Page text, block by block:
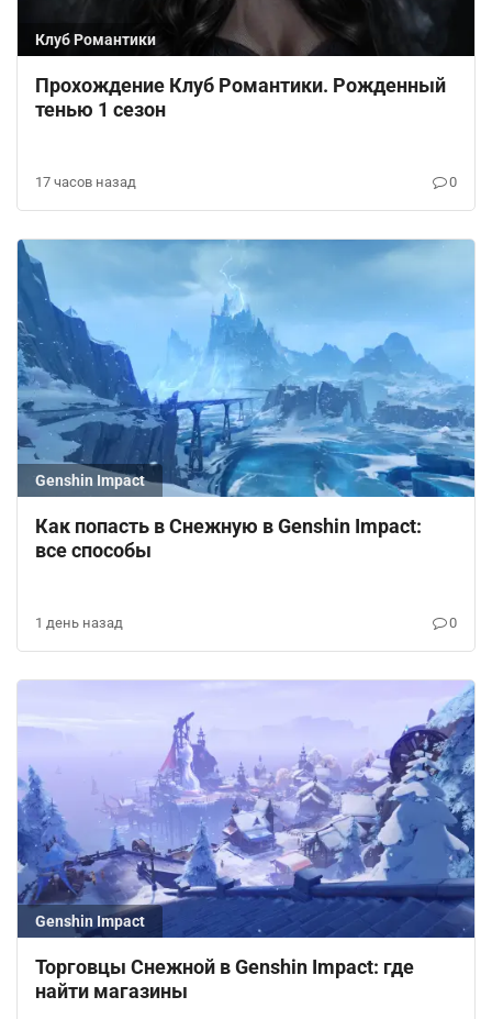
Клуб Романтики
Прохождение Клуб Романтики. Рожденный
тенью 1 сезон
17 часов назад 0
Genshin Impact
Как попасть в Снежную в Genshin Impact:
все способы
1 день назад 0
Genshin Impact
Торговцы Снежной в Genshin Impact: где
найти магазины